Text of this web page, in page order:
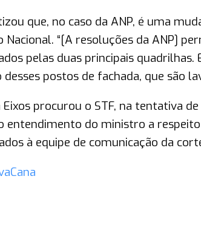
que, no caso da ANP, é uma
Nacional. “[A resoluções da ANP]
pelas duas principais
postos de fachada, que são
Eixos procurou o STF, na tentativa
entendimento do ministro a
à equipe de comunicação da